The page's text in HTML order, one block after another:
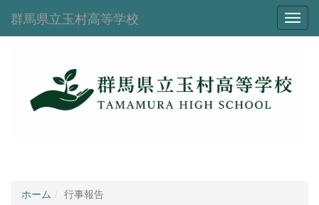
群馬県立玉村高等学校
ホーム 行事報告